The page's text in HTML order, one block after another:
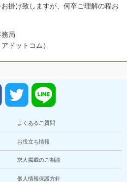
掛け致しますが、何卒ご理解の程お
務局
ドットコム）
よくあるご質問
お役立ち情報
求人掲載のご相談
個人情報保護方針